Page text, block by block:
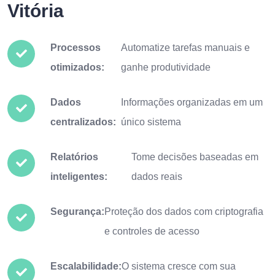
Vitória
Processos
otimizados:
Automatize tarefas manuais e
ganhe produtividade
Dados
centralizados:
Informações organizadas em um
único sistema
Relatórios
inteligentes:
Tome decisões baseadas em
dados reais
Segurança:Proteção dos dados com criptografia
e controles de acesso
Escalabilidade:O sistema cresce com sua